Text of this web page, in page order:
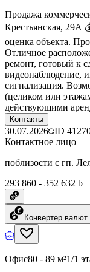
Продажа
Крестьянская, 29А
оценка объекта.
Отличное
ремонт, готовый к
видеонаблюдение,
сигнализация.
(целиком или
действующими
Контакты
30.07.2026 ID
Контактное лицо
поблизости с гп.
293 860 - 352 632 ƃ
Конвертер валют
Офис80 - 89 м²1/1